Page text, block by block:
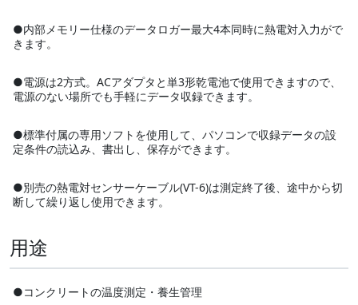
●内部メモリー仕様のデータロガー最大4本同時に熱電対入力がで
きます。
●電源は2方式。ACアダプタと単3形乾電池で使用できますので、
電源のない場所でも手軽にデータ収録できます。
●標準付属の専用ソフトを使用して、パソコンで収録データの設
定条件の読込み、書出し、保存ができます。
●別売の熱電対センサーケーブル(VT-6)は測定終了後、途中から切
断して繰り返し使用できます。
用途
●コンクリートの温度測定・養生管理